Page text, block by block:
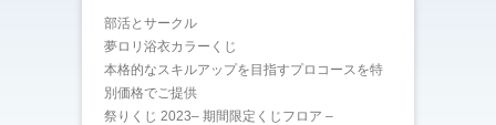
部活とサークル
夢ロリ浴衣カラーくじ
本格的なスキルアップを目指すプロコースを特
別価格でご提供
祭りくじ 2023– 期間限定くじフロア –